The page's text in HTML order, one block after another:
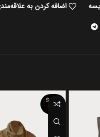
اضافه کردن به
SOLD
OUT